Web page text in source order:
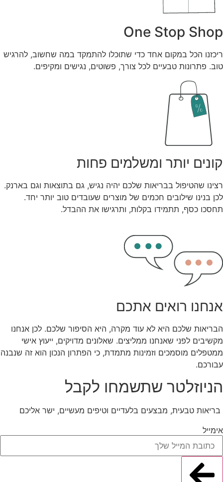
One Stop Shop
ריכזנו הכל במקום אחד כדי שתוכלו להתמקד במה שחשוב, להרגיש
טוב. פתרונות טבעיים לכל צורך, פשוטים, נגישים ומקיפים.
קונים יותר ומשלמים פחות
רצינו שהטיפול בבריאות שלכם יהיה נגיש, גם בתוצאות וגם בארנק.
לכן בנינו שילובים חכמים של מוצרים שעובדים טוב יותר יחד.
תחסכו כסף, תתמידו בקלות, ותרגישו את ההבדל.
אנחנו רואים אתכם
הבריאות שלכם היא לא עוד מקרה, היא הסיפור שלכם. לכן אנחנו
מקשיבים לפני שאנחנו ממליצים. שאלונים מדויקים, ייעוץ אישי
ממטפלים מוסמכים וזמינות מתמדת, כי הפתרון הנכון הוא זה שנבנה
עבורכם.
הניוזלטר שתשמחו לקבל
בריאות טבעית, מבצעים בלעדיים וטיפים מעשיים, ישר אליכם
אימייל